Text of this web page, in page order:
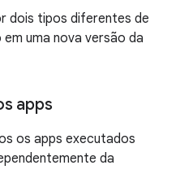
dois tipos diferentes de
uma nova versão da
apps
os apps executados
da